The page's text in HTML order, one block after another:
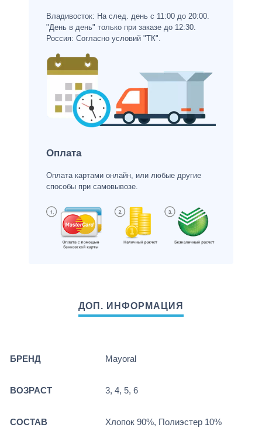
Владивосток: На след. день с 11:00 до 20:00.
"День в день" только при заказе до 12:30.
Россия: Согласно условий "ТК".
Оплата
Оплата картами онлайн, или любые другие
способы при самовывозе.
БРЕНД Mayoral
ВОЗРАСТ 3, 4, 5, 6
СОСТАВ Хлопок 90%, Полиэстер 10%